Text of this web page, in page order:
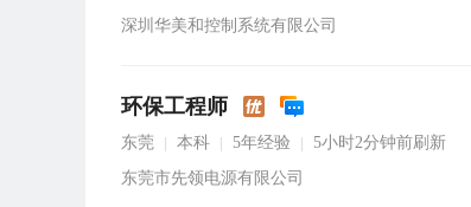
深圳华美和控制系统有限公司
环保工程师
东莞 本科 5年经验
5小时2分钟前刷新
东莞市先领电源有限公司